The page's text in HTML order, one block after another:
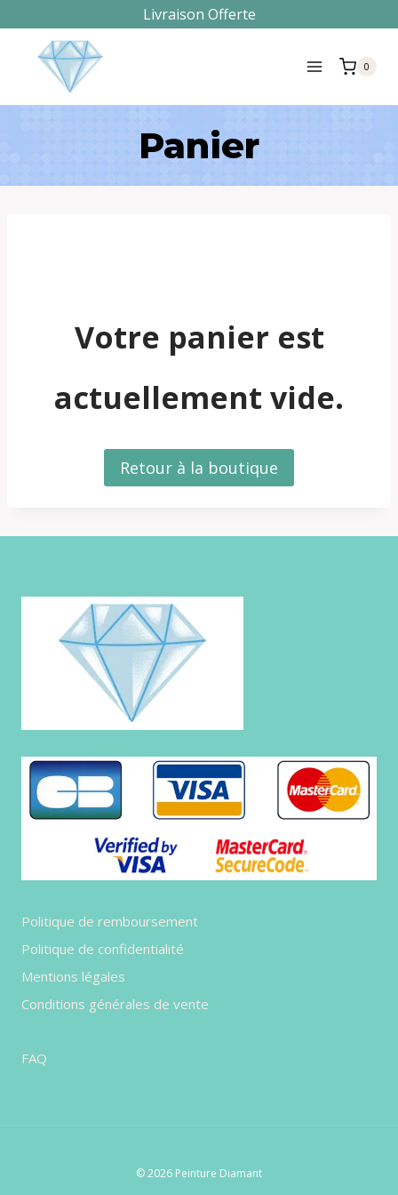
contenu
Livraison Offerte
0
Panier
Votre panier est
actuellement vide.
Retour à la boutique
Politique de remboursement
Politique de confidentialité
Mentions légales
Conditions générales de vente
FAQ
© 2026 Peinture Diamant